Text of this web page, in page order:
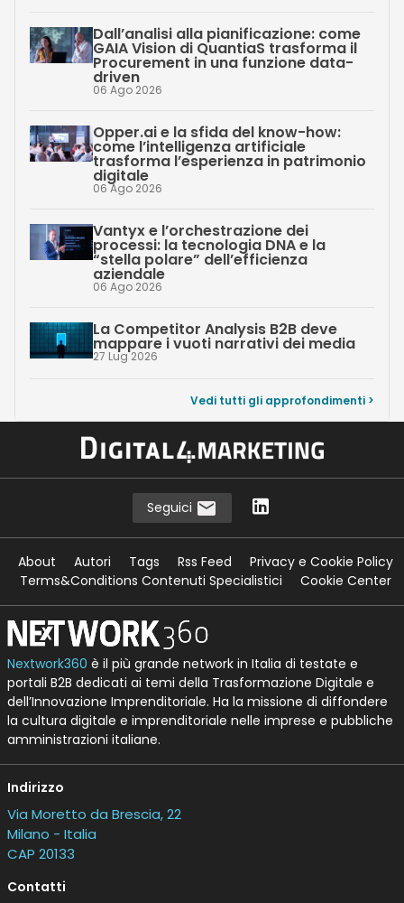
Dall’analisi alla pianificazione: come
GAIA Vision di QuantiaS trasforma il
Procurement in una funzione data-
driven
06 Ago 2026
Opper.ai e la sfida del know-how:
come l’intelligenza artificiale
trasforma l’esperienza in patrimonio
digitale
06 Ago 2026
Vantyx e l’orchestrazione dei
processi: la tecnologia DNA e la
“stella polare” dell’efficienza
aziendale
06 Ago 2026
La Competitor Analysis B2B deve
mappare i vuoti narrativi dei media
27 Lug 2026
Vedi tutti gli approfondimenti >
Seguici
About Autori Tags Rss Feed
Privacy e Cookie Policy
Terms&Conditions Contenuti Specialistici
Cookie Center
Nextwork360 è il più grande network in Italia di testate e
portali B2B dedicati ai temi della Trasformazione Digitale e
dell’Innovazione Imprenditoriale. Ha la missione di diffondere
la cultura digitale e imprenditoriale nelle imprese e pubbliche
amministrazioni italiane.
Indirizzo
Via Moretto da Brescia, 22
Milano - Italia
CAP 20133
Contatti